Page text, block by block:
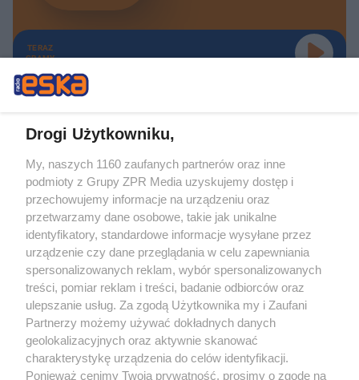
TERAZ
GRAMY
Żaden utwór zamieszczony w serwisie nie może być powielany i
rozpowszechniany lub dalej rozpowszechniany w jakikolwiek sposób (w
tym także elektroniczny lub mechaniczny) na jakimkolwiek polu
eksploatacji w jakiejkolwiek formie, włącznie z umieszczaniem w Internecie
bez pisemnej zgody właściciela praw. Jakiekolwiek użycie lub
wykorzystanie utworów w całości lub w części z naruszeniem prawa, tzn.
bez właściwej zgody, jest zabronione pod groźbą kary i może być ścigane
prawnie.
O nas
Drogi Użytkowniku,
My, naszych 1160 zaufanych partnerów oraz inne
podmioty z Grupy ZPR Media uzyskujemy dostęp i
przechowujemy informacje na urządzeniu oraz
przetwarzamy dane osobowe, takie jak unikalne
identyfikatory, standardowe informacje wysyłane przez
urządzenie czy dane przeglądania w celu zapewniania
spersonalizowanych reklam, wybór spersonalizowanych
treści, pomiar reklam i treści, badanie odbiorców oraz
ulepszanie usług. Za zgodą Użytkownika my i Zaufani
Partnerzy możemy używać dokładnych danych
geolokalizacyjnych oraz aktywnie skanować
charakterystykę urządzenia do celów identyfikacji.
Ponieważ cenimy Twoją prywatność, prosimy o zgodę na